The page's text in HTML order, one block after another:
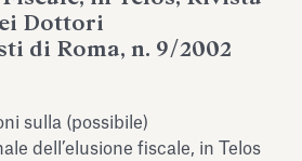
inaugura la
di Villa Albani
Chiomenti
Dottori
di Roma, n. 9/2002
sulla (possibile)
dell’elusione fiscale, in Telos